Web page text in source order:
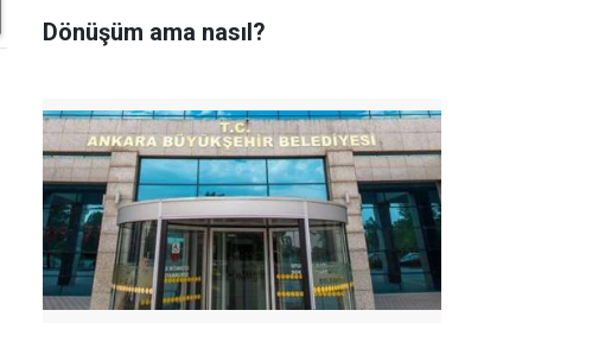
Dönüşüm ama nasıl?